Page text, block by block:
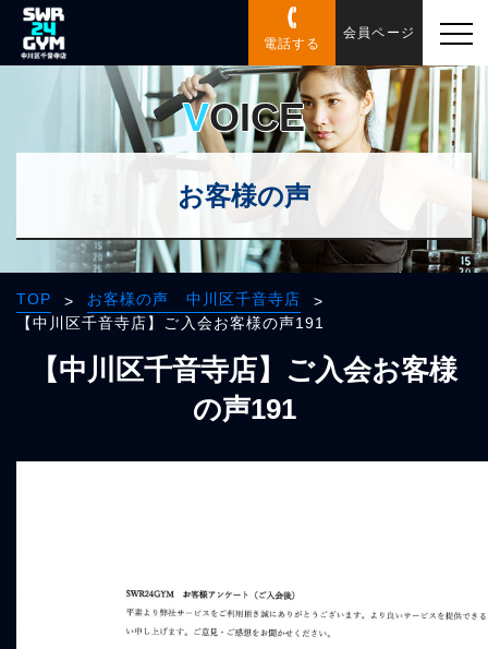
電話する
会員ページ
VOICE
お客様の声
TOP > お客様の声 中川区千音寺店
>
【中川区千音寺店】ご入会お客様の声191
【中川区千音寺店】ご入会お客様
の声191